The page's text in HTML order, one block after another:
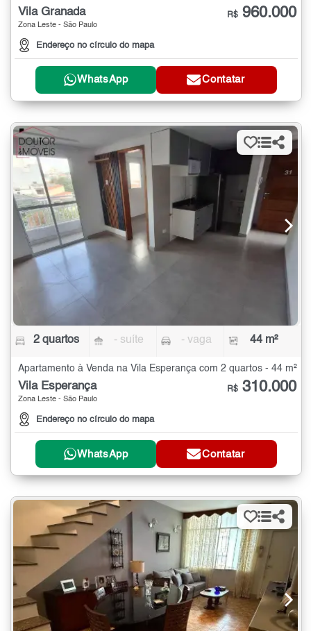
Vila Granada
Zona Leste - São Paulo
Endereço no círculo do mapa
R$ 960.000
WhatsApp Contatar
2 quartos - suíte - vaga 44 m²
Apartamento à Venda na Vila Esperança com 2 quartos - 44 m²
Vila Esperança
Zona Leste - São Paulo
Endereço no círculo do mapa
R$ 310.000
WhatsApp Contatar